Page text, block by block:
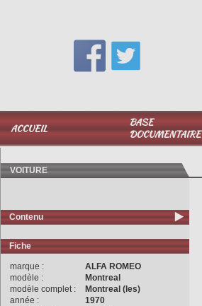
ACCUEIL
BASE
DOCUMENTAIRE
06 51 040 025
VOITURE
Contenu
Fiche
marque :
ALFA ROMEO
modèle :
Montreal
modèle complet :
Montreal (les)
année :
1970